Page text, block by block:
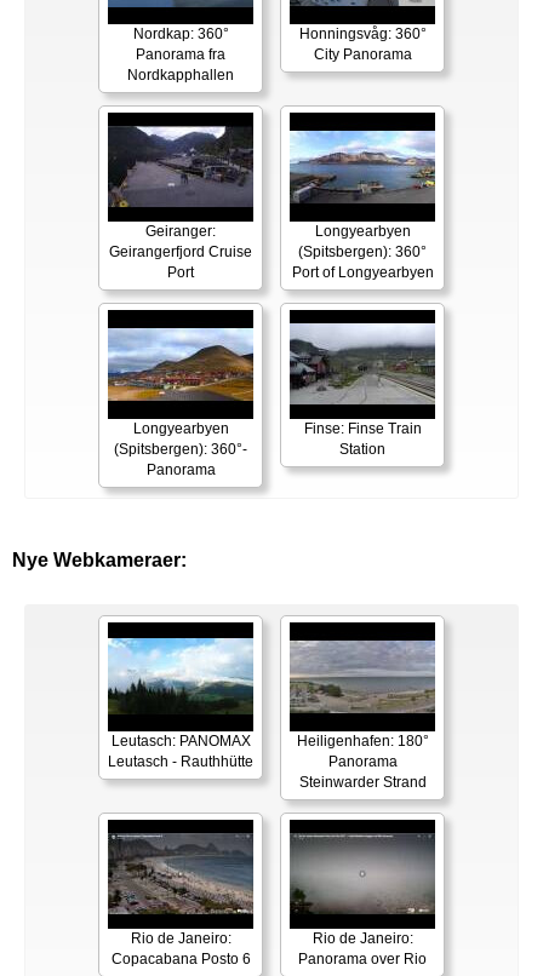
Nordkap: 360°
Panorama fra
Nordkapphallen
Honningsvåg: 360°
City Panorama
Geiranger:
Geirangerfjord Cruise
Port
Longyearbyen
(Spitsbergen): 360°
Port of Longyearbyen
Longyearbyen
(Spitsbergen): 360°-
Panorama
Finse: Finse Train
Station
Nye Webkameraer:
Leutasch: PANOMAX
Leutasch - Rauthhütte
Heiligenhafen: 180°
Panorama
Steinwarder Strand
Rio de Janeiro:
Copacabana Posto 6
Rio de Janeiro:
Panorama over Rio